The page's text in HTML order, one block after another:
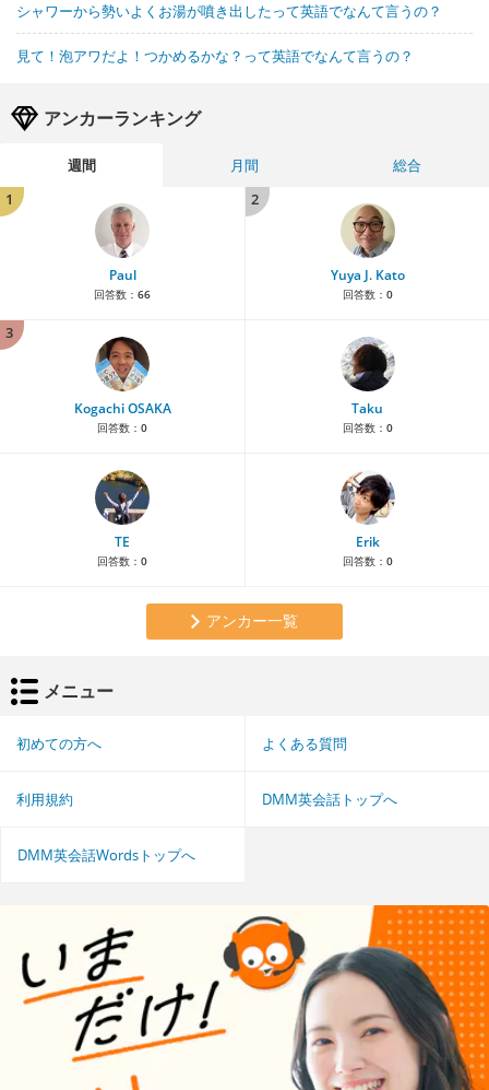
シャワーから勢いよくお湯が噴き出したって英語でなんて言うの？
見て！泡アワだよ！つかめるかな？って英語でなんて言うの？
アンカーランキング
週間 月間
総合
1
Paul
回答数： 66
2
Yuya J. Kato
回答数： 0
3
Kogachi OSAKA
回答数： 0
Taku
回答数： 0
TE
回答数： 0
Erik
回答数： 0
アンカー一覧
メニュー
初めての方へ よくある質問
利用規約 DMM英会話トップへ
DMM英会話Wordsトップへ